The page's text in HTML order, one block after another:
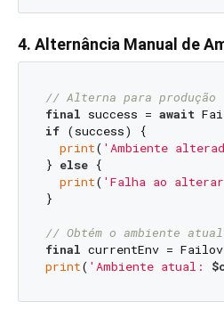
4. Alternância Manual de
// Alterna para produção
final success = await
if (success) {
print( 'Ambiente
} else {
print( 'Falha ao alterar
}
// Obtém o ambiente atual
final
print( 'Ambiente atual: